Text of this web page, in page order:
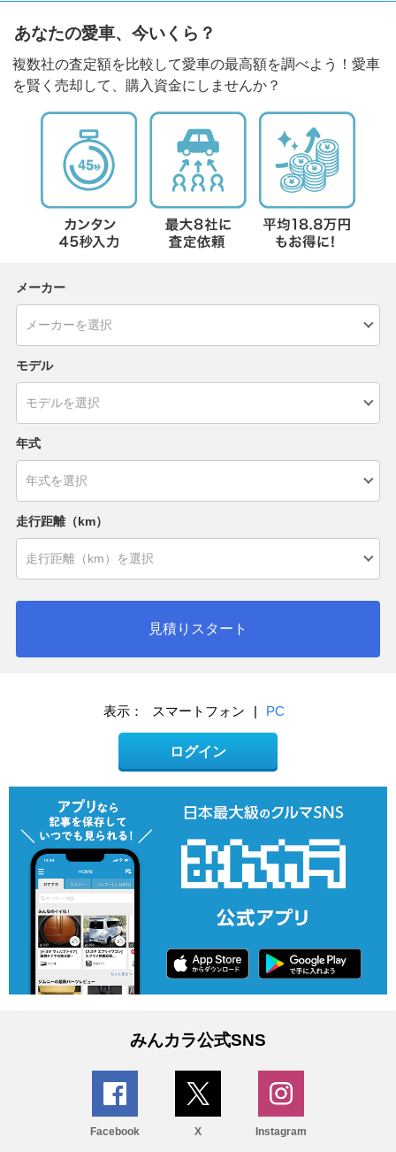
あなたの愛車、今いくら？
複数社の査定額を比較して愛車の最高額を調べよう！愛車
を賢く売却して、購入資金にしませんか？
メーカー
モデル
年式
走行距離（km）
見積りスタート
表示： スマートフォン | PC
ログイン
みんカラ公式SNS
Facebook X Instagram